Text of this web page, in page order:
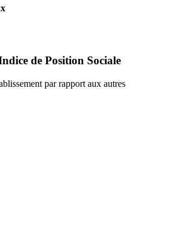
de Position Sociale
par rapport aux autres